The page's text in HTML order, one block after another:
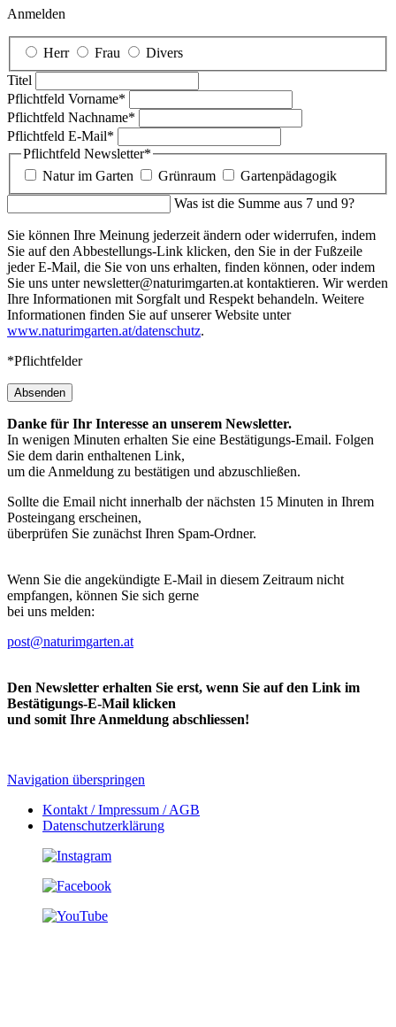
Anmelden
Herr Frau
Divers
Titel
Pflichtfeld Vorname*
Pflichtfeld Nachname*
Pflichtfeld E-Mail*
Pflichtfeld Newsletter*
Natur im Garten
Grünraum
Gartenpädagogik
Was ist die Summe aus 7 und 9?
Sie können Ihre Meinung jederzeit ändern oder widerrufen, indem
Sie auf den Abbestellungs-Link klicken, den Sie in der Fußzeile
jeder E-Mail, die Sie von uns erhalten, finden können, oder indem
Sie uns unter newsletter@naturimgarten.at kontaktieren. Wir werden
Ihre Informationen mit Sorgfalt und Respekt behandeln. Weitere
Informationen finden Sie auf unserer Website unter
www.naturimgarten.at/datenschutz.
*Pflichtfelder
Absenden
Danke für Ihr Interesse an unserem Newsletter.
In wenigen Minuten erhalten Sie eine Bestätigungs-Email. Folgen
Sie dem darin enthaltenen Link,
um die Anmeldung zu bestätigen und abzuschließen.
Sollte die Email nicht innerhalb der nächsten 15 Minuten in Ihrem
Posteingang erscheinen,
überprüfen Sie zunächst Ihren Spam-Ordner.
Wenn Sie die angekündigte E-Mail in diesem Zeitraum nicht
empfangen, können Sie sich gerne
bei uns melden:
post@naturimgarten.at
Den Newsletter erhalten Sie erst, wenn Sie auf den Link im
Bestätigungs-E-Mail klicken
und somit Ihre Anmeldung abschliessen!
Navigation überspringen
Kontakt / Impressum / AGB
Datenschutzerklärung